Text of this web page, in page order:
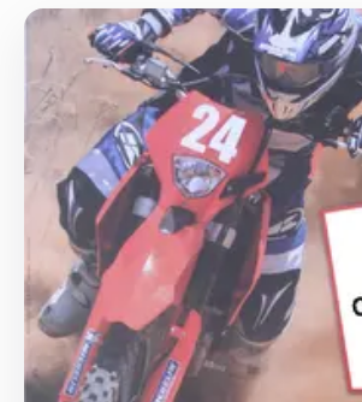
Tous les modèles
Actualités
Le groupe
Contact